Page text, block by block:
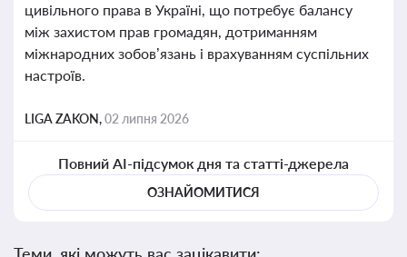
цивільного права в Україні, що потребує балансу
між захистом прав громадян, дотриманням
міжнародних зобов’язань і врахуванням суспільних
настроїв.
LIGA ZAKON,02 липня 2026
Повний AI-підсумок дня та статті-джерела
ОЗНАЙОМИТИСЯ